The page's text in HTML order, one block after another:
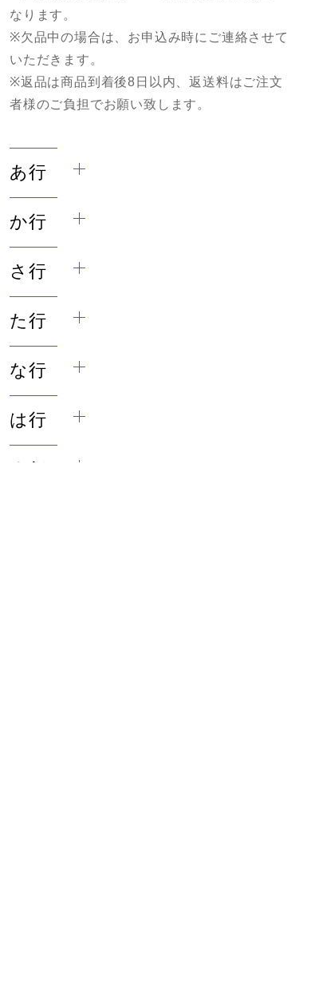
なります。
※欠品中の場合は、お申込み時にご連絡させて
いただきます。
※返品は商品到着後8日以内、返送料はご注文
者様のご負担でお願い致します。
あ行
か行
さ行
た行
な行
は行
ま行